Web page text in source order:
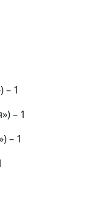
1
– 1
– 1